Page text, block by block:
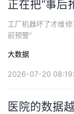
正在把“事后
工厂机器坏了才维
前预警”
大数据
2026-07-20
医院的数据